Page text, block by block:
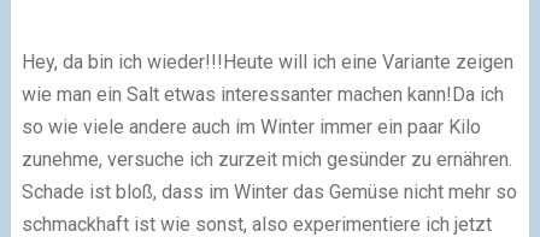
Hey, da bin ich wieder!!!Heute will ich eine Variante zeigen
wie man ein Salt etwas interessanter machen kann!Da ich
so wie viele andere auch im Winter immer ein paar Kilo
zunehme, versuche ich zurzeit mich gesünder zu ernähren.
Schade ist bloß, dass im Winter das Gemüse nicht mehr so
schmackhaft ist wie sonst, also experimentiere ich jetzt